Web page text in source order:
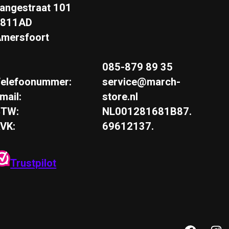
101
085-879 89 35
service@march-
store.nl
NL001281681B87.
69612137.
Trustpilot